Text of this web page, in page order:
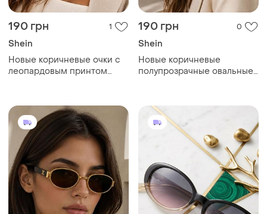
190 грн 1
Shein
Новые коричневые очки с
леопардовым принтом
190 грн 0
Shein
Новые коричневые
полупрозрачные овальные